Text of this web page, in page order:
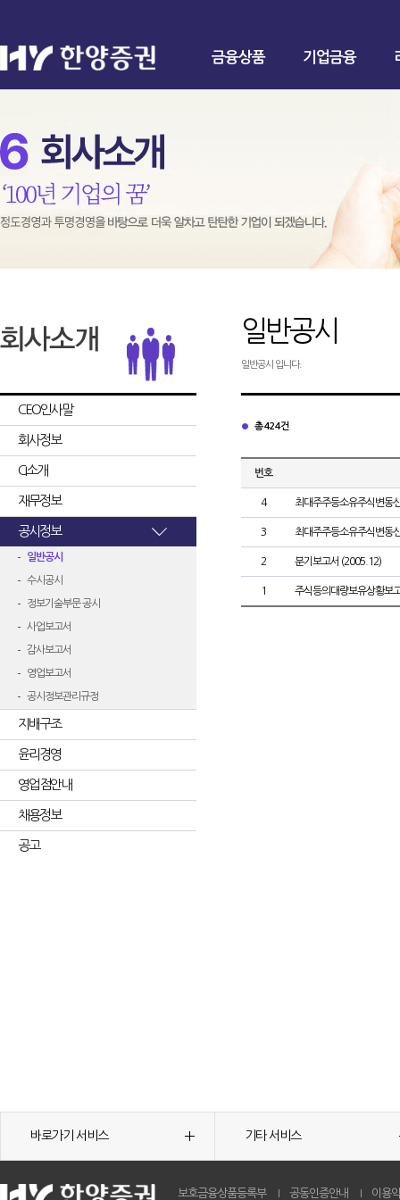
금융상품 기업금융
CEO인사말
회사정보
CI소개
재무정보
공시정보
일반공시
수시공시
정보기술부문 공시
사업보고서
감사보고서
영업보고서
공시정보관리규정
지배구조
윤리경영
영업점안내
채용정보
공고
일반공시
일반공시 입니다.
총 424건
번호
4 최대주주등소유주식변동
3 최대주주등소유주식변동
2 분기보고서 (2005.12)
1 주식등의대량보유상황보
바로가기 서비스 기타 서비스
보호금융상품등록부 공동인증안내 이용